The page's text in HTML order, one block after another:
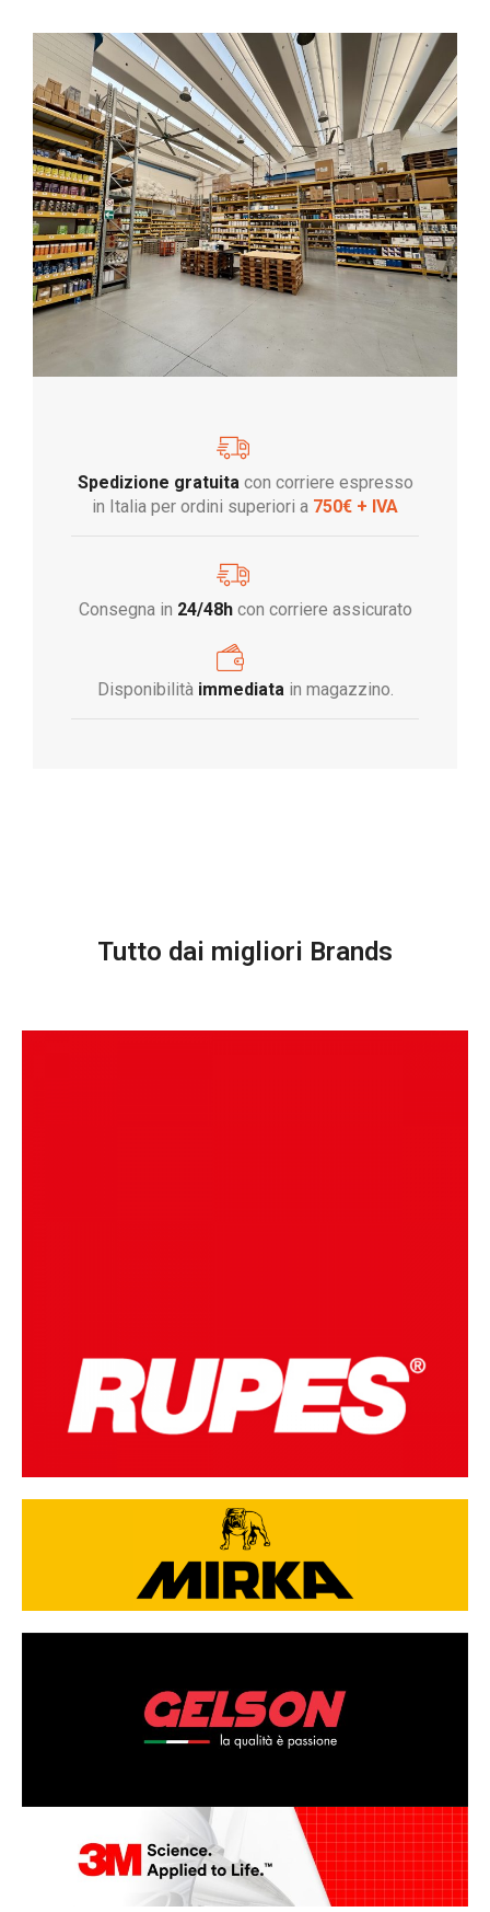
Spedizione gratuita con corriere espresso
in Italia per ordini superiori a 750€ + IVA
Consegna in 24/48hcon corriere assicurato
Disponibilità immediata in magazzino.
Tutto dai migliori Brands